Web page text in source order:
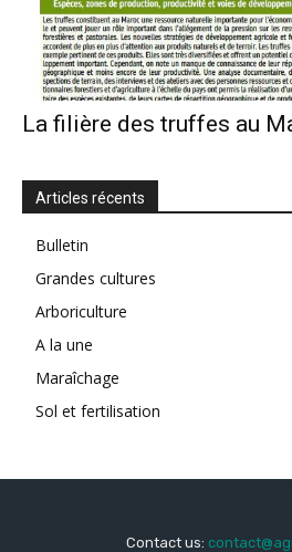
La filière des truffes au
Articles récents
Bulletin
Grandes cultures
Arboriculture
A la une
Maraîchage
Sol et fertilisation
Contact us: